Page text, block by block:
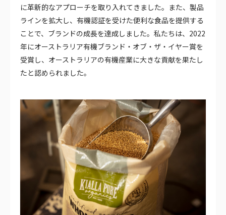
に革新的なアプローチを取り入れてきました。また、製品
ラインを拡大し、有機認証を受けた便利な食品を提供する
ことで、ブランドの成長を達成しました。私たちは、2022
年にオーストラリア有機ブランド・オブ・ザ・イヤー賞を
受賞し、オーストラリアの有機産業に大きな貢献を果たし
たと認められました。